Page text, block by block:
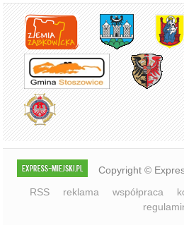
Copyright ©
RSS
reklama współpraca